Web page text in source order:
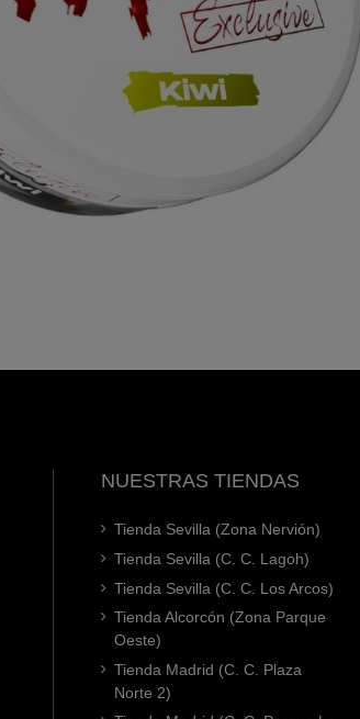
NUESTRAS TIENDAS
Tienda Sevilla (Zona Nervión)
Tienda Sevilla (C. C. Lagoh)
Tienda Sevilla (C. C. Los Arcos)
Tienda Alcorcón (Zona Parque
Oeste)
Tienda Madrid (C. C. Plaza
Norte 2)